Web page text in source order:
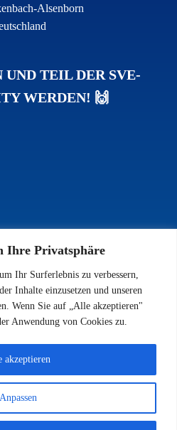
Ihre Privatsphäre
Ihr Surferlebnis zu verbessern,
Inhalte einzusetzen und unseren
Wenn Sie auf „Alle akzeptieren"
Anwendung von Cookies zu.
Anpassen
akzeptieren
Alsenborn
TEIL DER SVE-
WERDEN! 🙌
INFOS
Impressum
Kontakt
Enkenbach e.V.